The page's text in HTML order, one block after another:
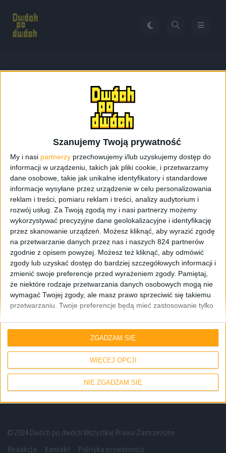
Szanujemy Twoją prywatność
My i nasi partnerzy przechowujemy i/lub uzyskujemy dostęp do
informacji w urządzeniu, takich jak pliki cookie, i przetwarzamy
dane osobowe, takie jak unikalne identyfikatory i standardowe
informacje wysyłane przez urządzenie w celu personalizowania
reklam i treści, pomiaru reklam i treści, analizy audytorium i
rozwój usług. Za Twoją zgodą my i nasi partnerzy możemy
wykorzystywać precyzyjne dane geolokalizacyjne i identyfikację
przez skanowanie urządzeń. Możesz kliknąć, aby wyrazić zgodę
na przetwarzanie danych przez nas i naszych 824 partnerów
zgodnie z opisem powyżej. Możesz też kliknąć, aby odmówić
zgody lub uzyskać dostęp do bardziej szczegółowych informacji i
zmienić swoje preferencje przed wyrażeniem zgody. Pamiętaj,
że niektóre rodzaje przetwarzania danych osobowych mogą nie
wymagać Twojej zgody, ale masz prawo sprzeciwić się takiemu
przetwarzaniu. Twoje preferencje będą mieć zastosowanie tylko
przycisk "Prywatność" na dole strony.
WIĘCEJ OPCJI
NIE ZGADZAM SIĘ
ZGADZAM SIĘ
Prasa komputerowa w Polsce
Prasa komputerowa w
Polsce
Odcinki podcastu
Secret Service i prasa komputerowa w
Polsce – Odcinek #127
© 2024 Dwóch po dwóch Wszystkie Prawa Zastrzeżone
Redakcja Kontakt Polityka prywatności